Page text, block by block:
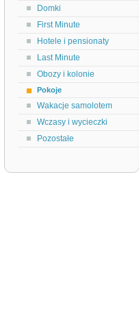
Domki
First Minute
Hotele i pensionaty
Last Minute
Obozy i kolonie
Pokoje
Wakacje samolotem
Wczasy i wycieczki
Pozostałe